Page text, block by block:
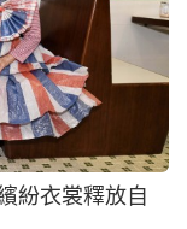
紛衣裳釋放自